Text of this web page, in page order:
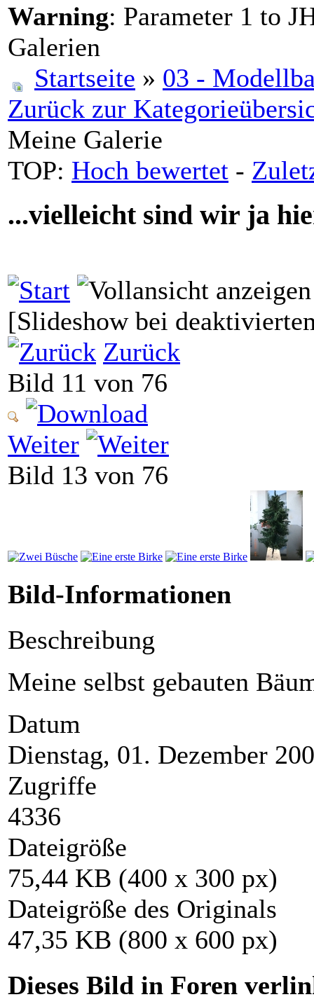
Warning: Parameter 1 to
Galerien
Startseite » 03 -
Zurück zur
Meine Galerie
TOP: Hoch bewertet -
...vielleicht sind wir ja
[Slideshow bei
Zurück
Bild 11 von 76
Weiter
Bild 13 von 76
Bild-Informationen
Beschreibung
Meine selbst gebauten
Datum
Dienstag, 01. Dezember
Zugriffe
4336
Dateigröße
75,44 KB (400 x 300 px)
Dateigröße des Originals
47,35 KB (800 x 600 px)
Dieses Bild in Foren